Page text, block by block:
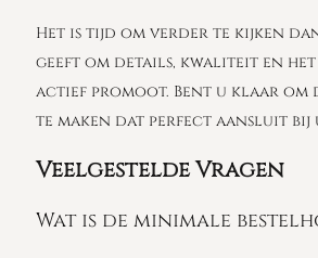
Het is tijd om verder te kijken
geeft om details, kwaliteit en
actief promoot. Bent u klaar om
te maken dat perfect aansluit bij
Veelgestelde Vragen
Wat is de minimale